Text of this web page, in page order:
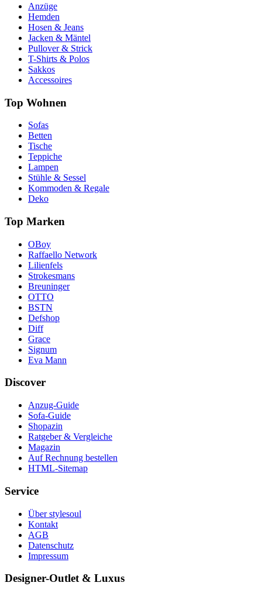
Anzüge
Hemden
Hosen & Jeans
Jacken & Mäntel
Pullover & Strick
T-Shirts & Polos
Sakkos
Accessoires
Top Wohnen
Sofas
Betten
Tische
Teppiche
Lampen
Stühle & Sessel
Kommoden & Regale
Deko
Top Marken
OBoy
Raffaello Network
Lilienfels
Strokesmans
Breuninger
OTTO
BSTN
Defshop
Diff
Grace
Signum
Eva Mann
Discover
Anzug-Guide
Sofa-Guide
Shopazin
Ratgeber & Vergleiche
Magazin
Auf Rechnung bestellen
HTML-Sitemap
Service
Über stylesoul
Kontakt
AGB
Datenschutz
Impressum
Designer-Outlet & Luxus